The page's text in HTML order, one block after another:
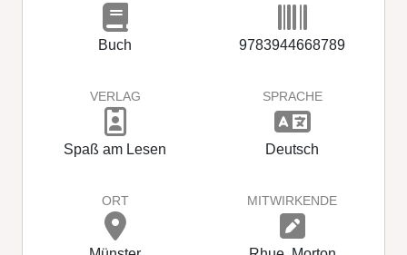
Buch 9783944668789
VERLAG
Spaß am Lesen
SPRACHE
Deutsch
ORT MITWIRKENDE